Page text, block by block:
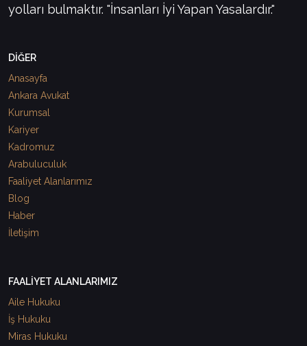
yolları bulmaktır. "İnsanları İyi Yapan Yasalardır."
DİĞER
Anasayfa
Ankara Avukat
Kurumsal
Kariyer
Kadromuz
Arabuluculuk
Faaliyet Alanlarımız
Blog
Haber
İletişim
FAALİYET ALANLARIMIZ
Aile Hukuku
İş Hukuku
Miras Hukuku